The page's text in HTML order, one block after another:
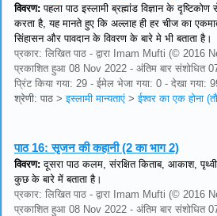
विवरण: पहला पाठ इस्लामी ब्रह्मांड विज्ञान के दृष्टिकोण
करता है, यह मानते हुए कि अल्लाह ही हर चीज का
सिंहासन और पावदान के विवरण के बारे मे भी बताता है।
प्रकार: लिखित पाठ - द्वारा Imam Mufti (© 2016
प्रकाशित हुआ 08 Nov 2022 - अंतिम बार संशोधित
प्रिंट किया गया: 29 - ईमेल भेजा गया: 0 - देखा
श्रेणी: पाठ >इस्लामी मान्यताएं >ईश्वर का एक होना
पाठ 16:सृजन की कहानी (2 का भाग 2)
विवरण: दूसरा पाठ कलम, संरक्षित किताब, आकाश,
कुछ के बारे में बताता है।
प्रकार: लिखित पाठ - द्वारा Imam Mufti (© 2016
प्रकाशित हुआ 08 Nov 2022 - अंतिम बार संशोधित